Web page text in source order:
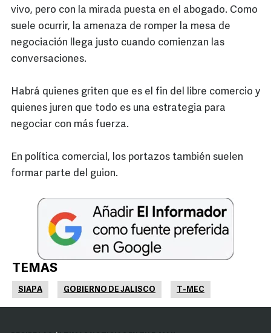
vivo, pero con la mirada puesta en el abogado. Como
suele ocurrir, la amenaza de romper la mesa de
negociación llega justo cuando comienzan las
conversaciones.
Habrá quienes griten que es el fin del libre comercio y
quienes juren que todo es una estrategia para
negociar con más fuerza.
En política comercial, los portazos también suelen
formar parte del guion.
TEMAS
SIAPA GOBIERNO DE JALISCO T-MEC